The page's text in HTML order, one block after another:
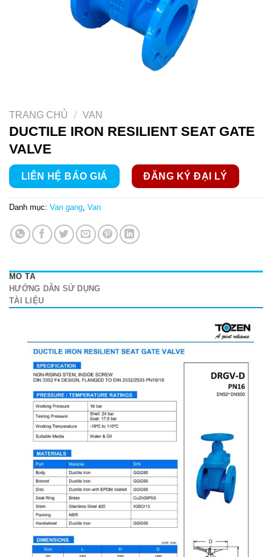
TRANG CHỦ / VAN
DUCTILE IRON RESILIENT SEAT GATE
VALVE
LIÊN HỆ BÁO GIÁ ĐĂNG KÝ ĐẠI LÝ
Danh mục: Van gang Van
MÔ TẢ
HƯỚNG DẪN SỬ DỤNG
TÀI LIỆU